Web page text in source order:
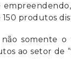
produtos
somente
ao setor de